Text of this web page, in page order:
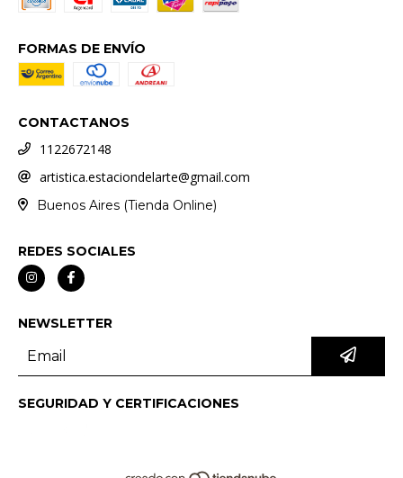
FORMAS DE ENVÍO
CONTACTANOS
1122672148
artistica.estaciondelarte@gmail.com
Buenos Aires (Tienda Online)
REDES SOCIALES
NEWSLETTER
SEGURIDAD Y CERTIFICACIONES